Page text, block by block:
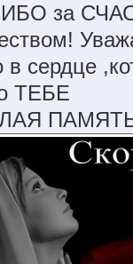
за
в сердце
ТЕБЕ